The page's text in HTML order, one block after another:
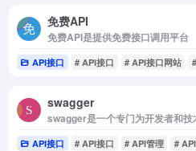
免费API
免费API是提供免费接口调用平台
API接口 # API接口 # API接口网站
swagger
swagger是一个专门为开发者和技
API接口 # API接口 # API管理 #